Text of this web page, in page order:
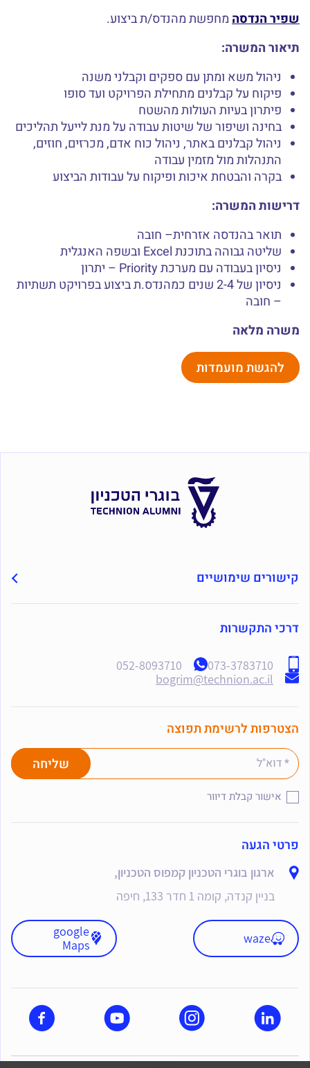
שפיר הנדסהמחפשת מהנדס/ת ביצוע.
תיאור המשרה:
ניהול משא ומתן עם ספקים וקבלני משנה
פיקוח על קבלנים מתחילת הפרויקט ועד סופו
פיתרון בעיות העולות מהשטח
בחינה ושיפור של שיטות עבודה על מנת לייעל תהליכים
ניהול קבלנים באתר, ניהול כוח אדם, מכרזים, חוזים,
התנהלות מול מזמין עבודה
בקרה והבטחת איכות ופיקוח על עבודות הביצוע
דרישות המשרה:
תואר בהנדסה אזרחית– חובה
שליטה גבוהה בתוכנת Excel ובשפה האנגלית
ניסיון בעבודה עם מערכת Priority – יתרון
ניסיון של 2-4 שנים כמהנדס.ת ביצוע בפרויקט תשתיות
– חובה
משרה מלאה
להגשת מועמדות
קישורים שימושיים
פרטי הגעה
ארגון בוגרי הטכניון קמפוס הטכניון,
בניין קנדה, קומה 1 חדר 133, חיפה
waze
google
Maps
דרכי התקשרות
073-3783710
052-8093710
bogrim@technion.ac.il
הצטרפות לרשימת תפוצה
אישור קבלת דיוור